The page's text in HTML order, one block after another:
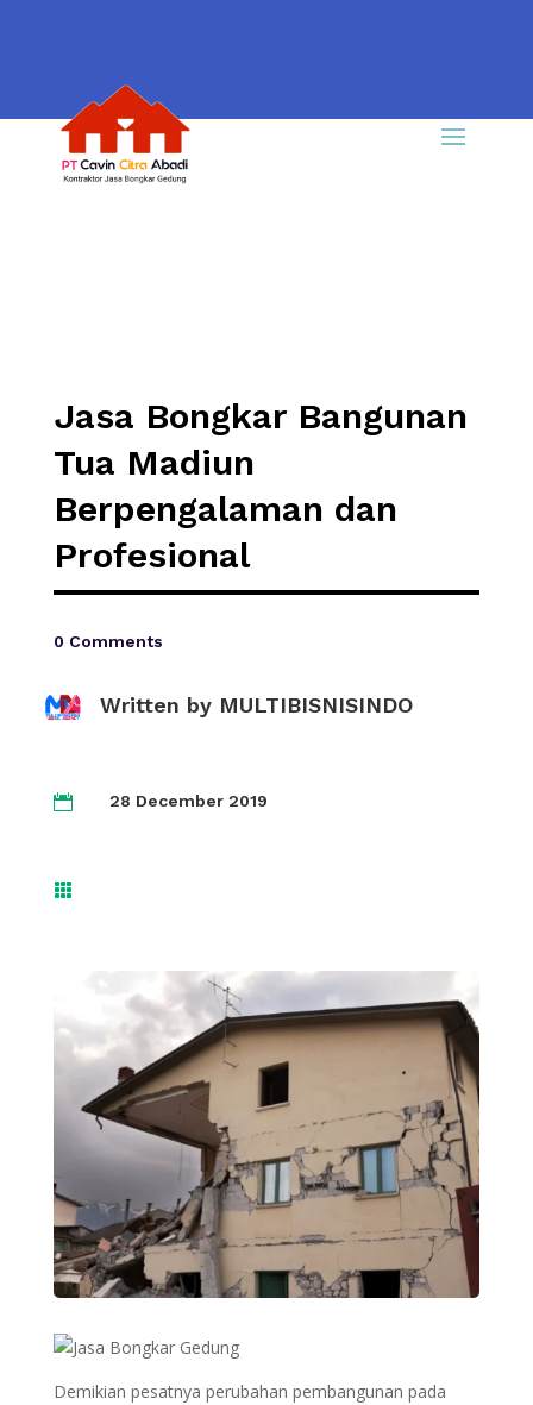
Jasa Bongkar Bangunan
Tua Madiun
Berpengalaman dan
Profesional
0 Comments
Written by MULTIBISNISINDO
 28 December 2019

Demikian pesatnya perubahan pembangunan pada